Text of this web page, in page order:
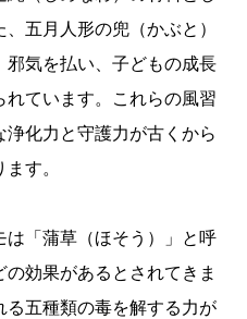
五月人形の兜（かぶと）
気を払い、子どもの成長
れています。これらの風習
化力と守護力が古くから
す。
「蒲草（ほそう）」と呼
効果があるとされてきま
る五種類の毒を解する力が